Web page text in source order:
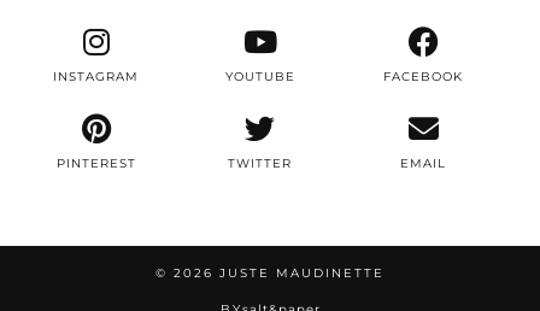
TWITTER
INSTAGRAM FACEBOOK
PINTEREST
YOUTUBE
EMAIL
© 2026 JUSTE MAUDINETTE